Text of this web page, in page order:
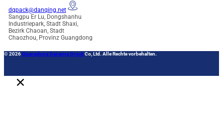
dqpack@danqing.net
Sangpu Er Lu, Dongshanhu
Industriepark, Stadt Shaxi,
Bezirk Chaoan, Stadt
Chaozhou, Provinz Guangdong
© 2026Guangdong Danqing DruckCo, Ltd. Alle Rechte vorbehalten.